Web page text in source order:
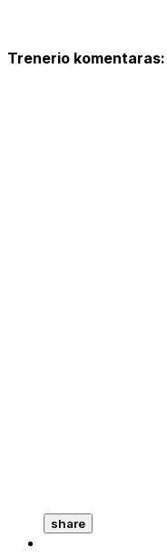
Trenerio komentaras:
share